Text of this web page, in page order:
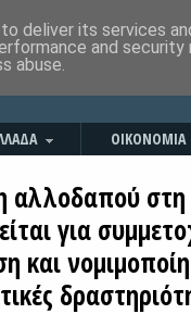
ΟΙΚΟΝΟΜΙΑ
αλλοδαπού
για
και
deliver its services
and
abuse.